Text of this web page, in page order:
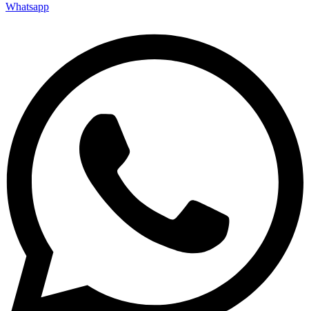
Whatsapp